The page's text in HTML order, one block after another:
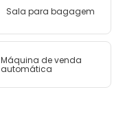
Sala para bagagem
Máquina de venda
automática